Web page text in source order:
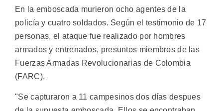
En la emboscada murieron ocho agentes de la
policía y cuatro soldados. Según el testimonio de 17
personas, el ataque fue realizado por hombres
armados y entrenados, presuntos miembros de las
Fuerzas Armadas Revolucionarias de Colombia
(FARC).
"Se capturaron a 11 campesinos dos días despues